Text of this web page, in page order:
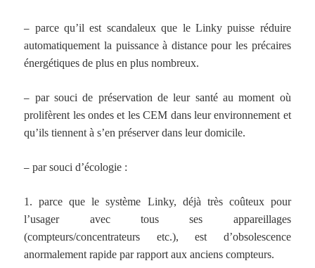
– parce qu’il est scandaleux que le Linky puisse réduire
automatiquement la puissance à distance pour les précaires
énergétiques de plus en plus nombreux.
– par souci de préservation de leur santé au moment où
prolifèrent les ondes et les CEM dans leur environnement et
qu’ils tiennent à s’en préserver dans leur domicile.
–par souci d’écologie :
1. parce que le système Linky, déjà très coûteux pour
l’usager avec tous ses appareillages
(compteurs/concentrateurs etc.), est d’obsolescence
anormalement rapide par rapport aux anciens compteurs.